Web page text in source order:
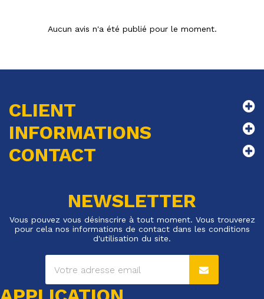
Aucun avis n'a été publié pour le moment.
CLIENT
INFORMATIONS
CONTACT
NEWSLETTER
Vous pouvez vous désinscrire à tout moment. Vous trouverez
pour cela nos informations de contact dans les conditions
d'utilisation du site.